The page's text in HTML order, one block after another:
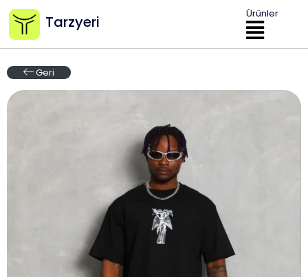
Tarzyeri Ürünler
Geri